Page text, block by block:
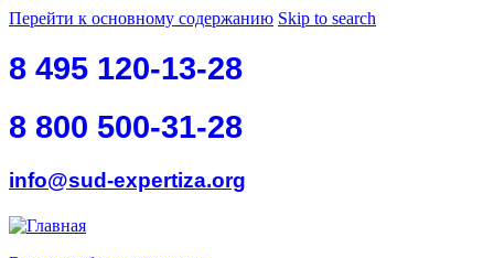
Перейти к основному содержанию Skip to search
8 495 120-13-28
8 800 500-31-28
info@sud-expertiza.org